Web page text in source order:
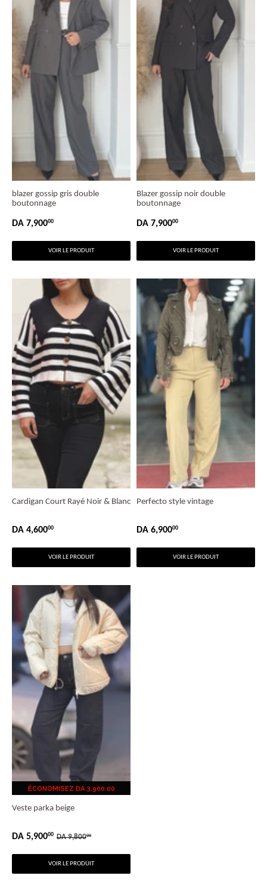
blazer gossip gris double
boutonnage
PRIX
DA 7,90000
VOIR LE PRODUIT
Blazer gossip noir double
boutonnage
PRIX
DA 7,90000
VOIR LE PRODUIT
Cardigan Court Rayé Noir & Blanc
PRIX
DA 4,60000
VOIR LE PRODUIT
Perfecto style vintage
PRIX
DA 6,90000
VOIR LE PRODUIT
ÉCONOMISEZ DA 3,900.00
Veste parka beige
PRIX
DA 5,90000 DA
PRIX RÉGULIER
DA 9,80000
VOIR LE PRODUIT